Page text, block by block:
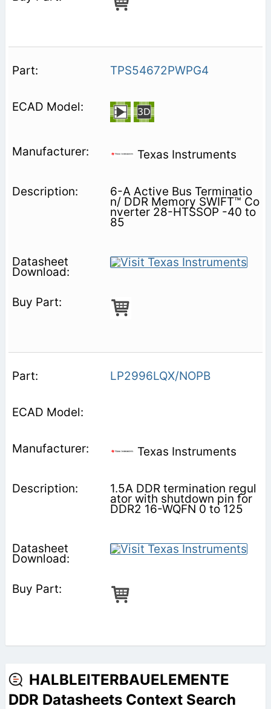
TPS54672PWPG4
Texas Instruments
6-A Active Bus Terminatio
n/ DDR Memory SWIFT™ Co
nverter 28-HTSSOP -40 to
85
LP2996LQX/NOPB
Texas Instruments
1.5A DDR termination regul
ator with shutdown pin for
DDR2 16-WQFN 0 to 125
HALBLEITERBAUELEMENTE
DDR Datasheets Context Search